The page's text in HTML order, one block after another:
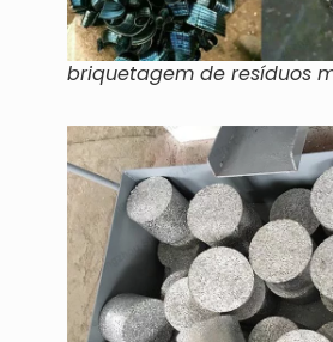
briquetagem de resíduos